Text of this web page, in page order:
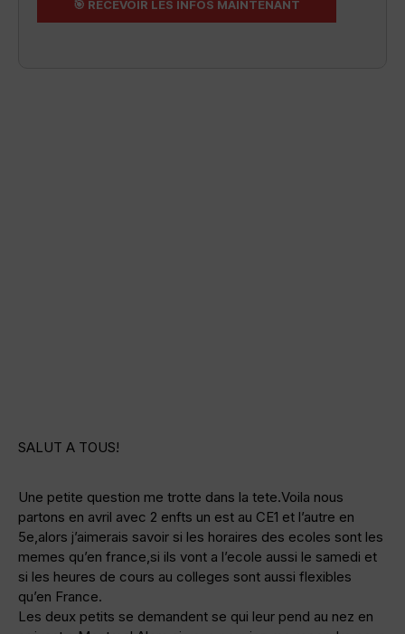
SALUT A TOUS!
Une petite question me trotte dans la tete.Voila nous
partons en avril avec 2 enfts un est au CE1 et l’autre en
5e,alors j’aimerais savoir si les horaires des ecoles sont les
memes qu’en france,si ils vont a l’ecole aussi le samedi et
si les heures de cours au colleges sont aussi flexibles
qu’en France.
Les deux petits se demandent se qui leur pend au nez en